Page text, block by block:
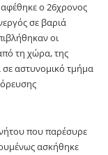
αφέθηκε ο 26χρονος
σε βαριά
οι
τη χώρα, της
αστυνομικό τμήμα
που παρέσυρε
ασκήθηκε